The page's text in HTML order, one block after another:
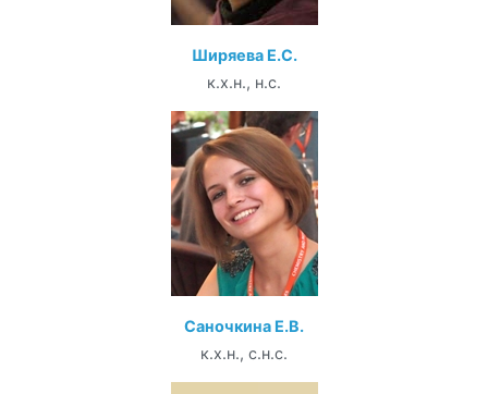
Ширяева Е.С.
к.х.н., н.с.
Саночкина Е.В.
к.х.н., с.н.с.